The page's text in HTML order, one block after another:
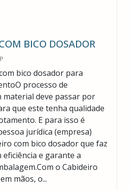
BICO DOSADOR
bico dosador para
processo de
material deve passar por
que este tenha qualidade
E para isso é
jurídica (empresa)
com bico dosador que faz
e garante a
o Cabideiro
mãos, o...